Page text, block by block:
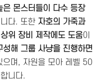
몬스터들이 다수 등장
다. 또한 자호의 가죽과
상위 장비 제작에도 도움이
성해 그룹 사냥을 진행하면
으며, 자원을 모아 레벨 50
니다.